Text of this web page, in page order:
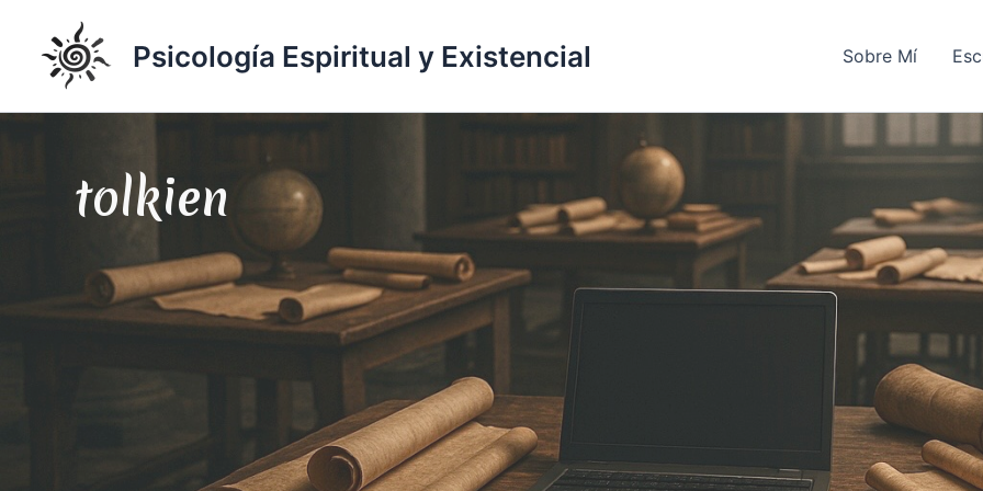
contenido
Psicología Espiritual y Existencial Sobre Mí
tolkien